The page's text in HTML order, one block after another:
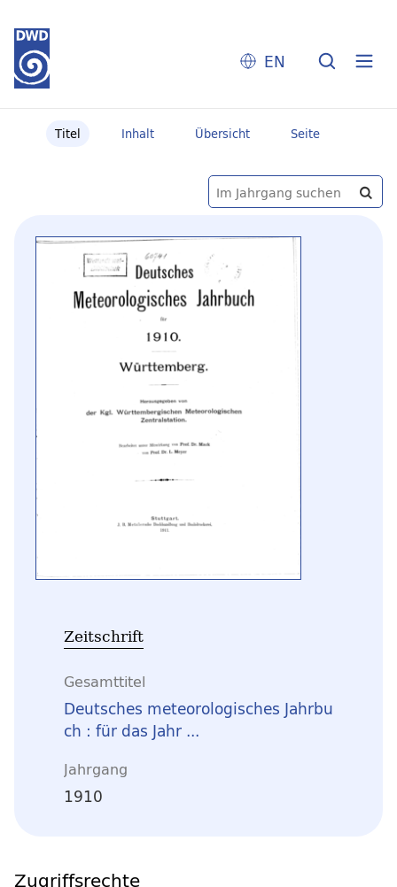
EN
Titel Inhalt Übersicht Seite
Zeitschrift
Gesamttitel
Deutsches meteorologisches Jahrbu
ch : für das Jahr ...
Jahrgang
1910
Zugriffsrechte